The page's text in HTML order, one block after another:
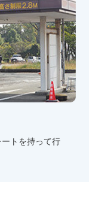
トを持って行